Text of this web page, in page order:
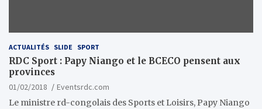
ACTUALITÉS SLIDE SPORT
RDC Sport : Papy Niango et le BCECO pensent aux
provinces
01/02/2018
Eventsrdc.com
Le ministre rd-congolais des Sports et Loisirs, Papy Niango